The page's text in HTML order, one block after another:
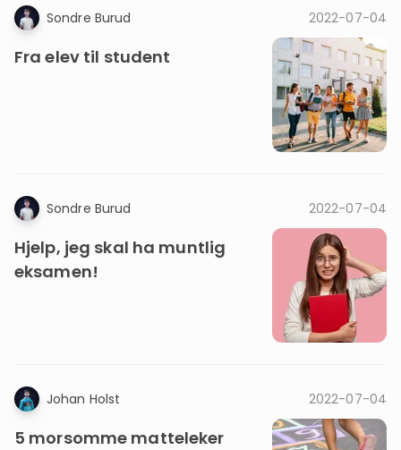
Sondre Burud 2022-07-04
Fra elev til student
Sondre Burud 2022-07-04
Hjelp, jeg skal ha muntlig
eksamen!
Johan Holst 2022-07-04
5 morsomme matteleker